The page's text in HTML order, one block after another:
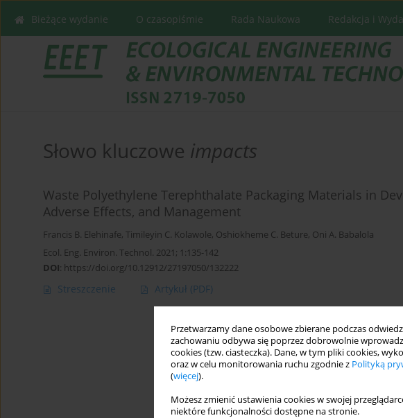
Przetwarzamy dane osobowe zbierane podczas
zachowaniu odbywa się poprzez dobrowolnie
cookies (tzw. ciasteczka). Dane, w tym pliki cookies,
oraz w celu monitorowania ruchu zgodnie z Polityką
(więcej).
Możesz zmienić ustawienia cookies w swojej
niektóre funkcjonalności dostępne na stronie.
Bieżące wydanie O czasopiśmie Rada Naukowa Redakcja i
Słowo kluczowe impacts
Waste Polyethylene Terephthalate Packaging Materials in
Adverse Effects, and Management
Francis B. Elehinafe, Timileyin C. Kolawole, Oshiokheme C. Beture, Oni A. Babalola
Ecol. Eng. Environ. Technol. 2021; 1:135-142
DOI: https://doi.org/10.12912/27197050/132222
Streszczenie Artykuł (PDF)